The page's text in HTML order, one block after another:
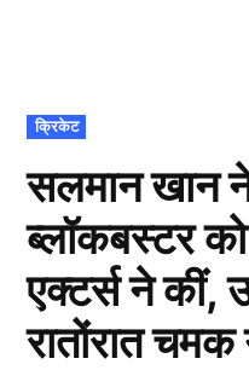
POSTED
IN
क्रिकेट
सलमान खान
ब्लॉकबस्टर
एक्टर्स ने कीं,
रातोंरात चमक